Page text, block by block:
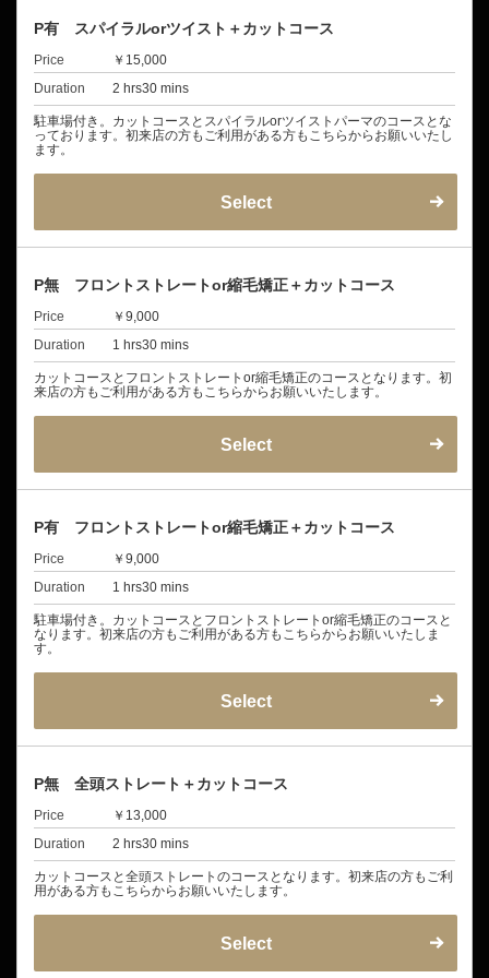
P有 スパイラルorツイスト＋カットコース
Price
￥15,000
Duration
2 hrs30 mins
駐車場付き。カットコースとスパイラルorツイストパーマのコースとな
っております。初来店の方もご利用がある方もこちらからお願いいたし
ます。
Select
P無 フロントストレートor縮毛矯正＋カットコース
Price
￥9,000
Duration
1 hrs30 mins
カットコースとフロントストレートor縮毛矯正のコースとなります。初
来店の方もご利用がある方もこちらからお願いいたします。
Select
P有 フロントストレートor縮毛矯正＋カットコース
Price
￥9,000
Duration
1 hrs30 mins
駐車場付き。カットコースとフロントストレートor縮毛矯正のコースと
なります。初来店の方もご利用がある方もこちらからお願いいたしま
す。
Select
P無 全頭ストレート＋カットコース
Price
￥13,000
Duration
2 hrs30 mins
カットコースと全頭ストレートのコースとなります。初来店の方もご利
用がある方もこちらからお願いいたします。
Select